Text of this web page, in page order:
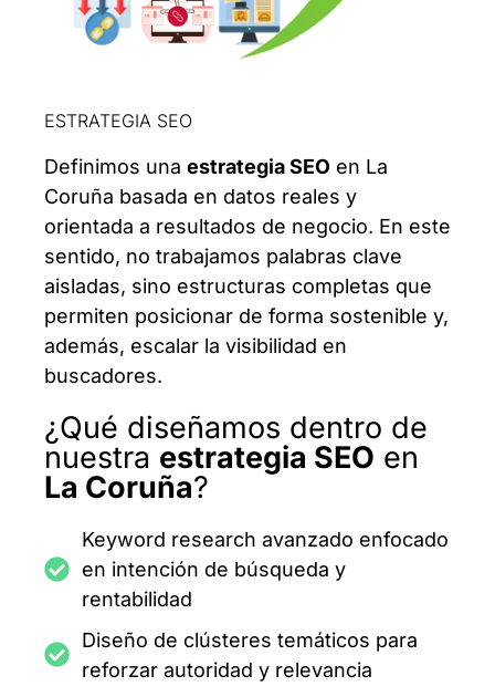
ESTRATEGIA SEO
Definimos una estrategia SEO en La
Coruña basada en datos reales y
orientada a resultados de negocio. En este
sentido, no trabajamos palabras clave
aisladas, sino estructuras completas que
permiten posicionar de forma sostenible y,
además, escalar la visibilidad en
buscadores.
¿Qué diseñamos dentro de
nuestra estrategia SEO en
La Coruña?
Keyword research avanzado enfocado
en intención de búsqueda y
rentabilidad
Diseño de clústeres temáticos para
reforzar autoridad y relevancia